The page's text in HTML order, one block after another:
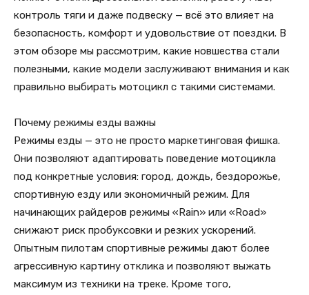
контроль тяги и даже подвеску — всё это влияет на
безопасность, комфорт и удовольствие от поездки. В
этом обзоре мы рассмотрим, какие новшества стали
полезными, какие модели заслуживают внимания и как
правильно выбирать мотоцикл с такими системами.
Почему режимы езды важны
Режимы езды — это не просто маркетинговая фишка.
Они позволяют адаптировать поведение мотоцикла
под конкретные условия: город, дождь, бездорожье,
спортивную езду или экономичный режим. Для
начинающих райдеров режимы «Rain» или «Road»
снижают риск пробуксовки и резких ускорений.
Опытным пилотам спортивные режимы дают более
агрессивную картину отклика и позволяют выжать
максимум из техники на треке. Кроме того,